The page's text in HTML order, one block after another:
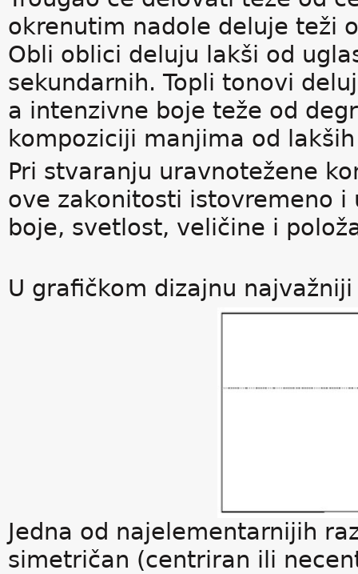
okrenutim nadole deluje teži
Obli oblici deluju lakši od
sekundarnih. Topli tonovi
a intenzivne boje teže od
kompoziciji manjima od
Pri stvaranju uravnotežene
ove zakonitosti istovremeno
boje, svetlost, veličine i
U grafičkom dizajnu
Jedna od najelementarnijih
simetričan (centriran ili